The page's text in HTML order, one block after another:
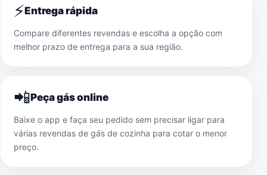
⚡Entrega rápida
Compare diferentes revendas e escolha a opção com
melhor prazo de entrega para a sua região.
📲Peça gás online
Baixe o app e faça seu pedido sem precisar ligar para
várias revendas de gás de cozinha para cotar o menor
preço.